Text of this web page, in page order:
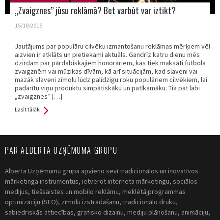
„Zvaigznes” jūsu reklāmā? Bet varbūt var iztikt?
15/10/2015
Jautājums par populāru cilvēku izmantošanu reklāmas mērķiem vēl
aizvien ir atklāts un pietiekami aktuāls. Gandrīz katru dienu mēs
dzirdam par pārdabiskajiem honorāriem, kas tiek maksāti futbola
zvaigznēm vai mūzikas dīvām, kā arī situācijām, kad slaveni vai
mazāk slaveni zīmolu lūdz palīdzīgu roku populāriem cilvēkiem, lai
padarītu viņu produktu simpātiskāku un patīkamāku. Tik pat labi
„zvaigznes” […]
Lasīt tālāk
PAR ALBERTA UZŅĒMUMA GRUPU
Alberta Uzņēmumu grupa apvieno sevī tradicionālos un inovatīvos
mārketinga instrumentus, ietverot interneta mārketingu, sociālos
medijus, tiešsaistes un mobilo reklāmu, meklētājprogrammas
optimizāciju (SEO), zīmolu izstrādāšanu, tradicionālo druku,
sabiedriskās attiecības, grafisko dizainu, mediju plānošanu, animāciju,